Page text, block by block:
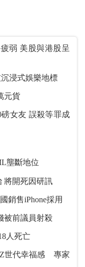
股呈
浸式娛樂地標
元貨
女友 誤殺等罪成
挑戰ASML壟斷地位
將開死因研訊
長鑫芯片 擬在中國銷售iPhone採用
高官拒還錢被前議員射殺
人死亡
世代幸福感 專家